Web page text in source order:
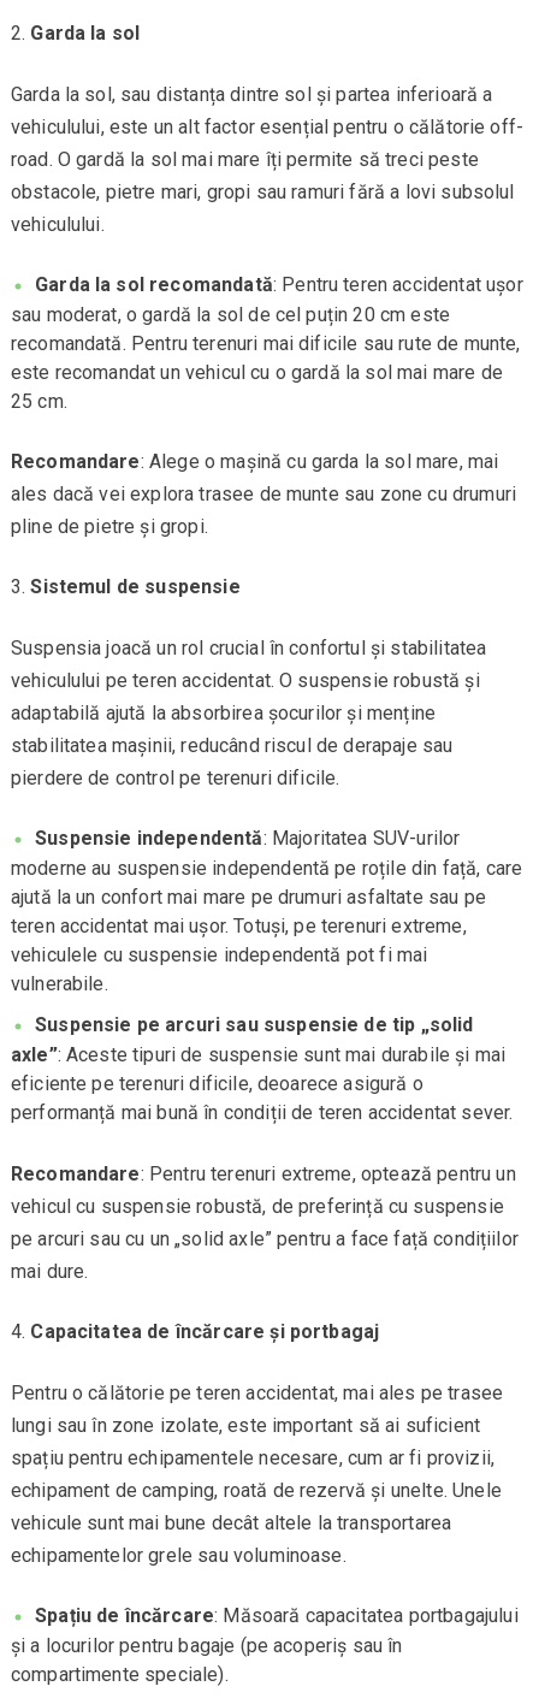
Garda la sol
Garda la sol, sau distanța dintre sol și partea inferioară a
vehiculului, este un alt factor esențial pentru o călătorie off-
road. O gardă la sol mai mare îți permite să treci peste
obstacole, pietre mari, gropi sau ramuri fără a lovi subsolul
vehiculului.
Garda la sol recomandată: Pentru teren accidentat ușor
sau moderat, o gardă la sol de cel puțin 20 cm este
recomandată. Pentru terenuri mai dificile sau rute de munte,
este recomandat un vehicul cu o gardă la sol mai mare de
25 cm.
Recomandare: Alege o mașină cu garda la sol mare, mai
ales dacă vei explora trasee de munte sau zone cu drumuri
pline de pietre și gropi.
Sistemul de suspensie
Suspensia joacă un rol crucial în confortul și stabilitatea
vehiculului pe teren accidentat. O suspensie robustă și
adaptabilă ajută la absorbirea șocurilor și menține
stabilitatea mașinii, reducând riscul de derapaje sau
pierdere de control pe terenuri dificile.
Suspensie independentă: Majoritatea SUV-urilor
moderne au suspensie independentă pe roțile din față, care
ajută la un confort mai mare pe drumuri asfaltate sau pe
teren accidentat mai ușor. Totuși, pe terenuri extreme,
vehiculele cu suspensie independentă pot fi mai
vulnerabile.
Suspensie pe arcuri sau suspensie de tip „solid
axle”: Aceste tipuri de suspensie sunt mai durabile și mai
eficiente pe terenuri dificile, deoarece asigură o
performanță mai bună în condiții de teren accidentat sever.
Recomandare: Pentru terenuri extreme, optează pentru un
vehicul cu suspensie robustă, de preferință cu suspensie
pe arcuri sau cu un „solid axle” pentru a face față condițiilor
mai dure.
Capacitatea de încărcare și portbagaj
Pentru o călătorie pe teren accidentat, mai ales pe trasee
lungi sau în zone izolate, este important să ai suficient
spațiu pentru echipamentele necesare, cum ar fi provizii,
echipament de camping, roată de rezervă și unelte. Unele
vehicule sunt mai bune decât altele la transportarea
echipamentelor grele sau voluminoase.
Spațiu de încărcare: Măsoară capacitatea portbagajului
și a locurilor pentru bagaje (pe acoperiș sau în
compartimente speciale).